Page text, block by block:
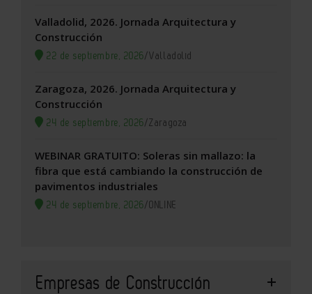
Valladolid, 2026. Jornada Arquitectura y
Construcción
22 de septiembre, 2026/Valladolid
Zaragoza, 2026. Jornada Arquitectura y
Construcción
24 de septiembre, 2026/Zaragoza
WEBINAR GRATUITO: Soleras sin mallazo: la
fibra que está cambiando la construcción de
pavimentos industriales
24 de septiembre, 2026/ONLINE
Empresas de Construcción